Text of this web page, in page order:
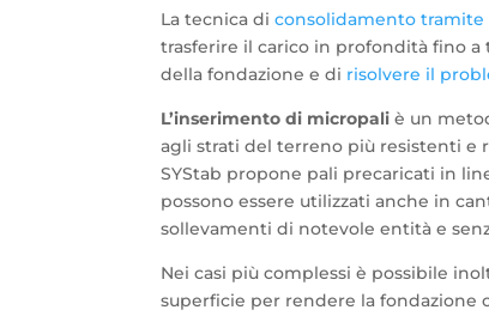
La tecnica diconsolidamento tramite
trasferire il carico in profondità fino
della fondazione e di risolvere il
L’inserimento di micropali è un
agli strati del terreno più resistenti e
SYStab propone pali precaricati in
possono essere utilizzati anche in
sollevamenti di notevole entità e
Nei casi più complessi è possibile
superficie per rendere la fondazione